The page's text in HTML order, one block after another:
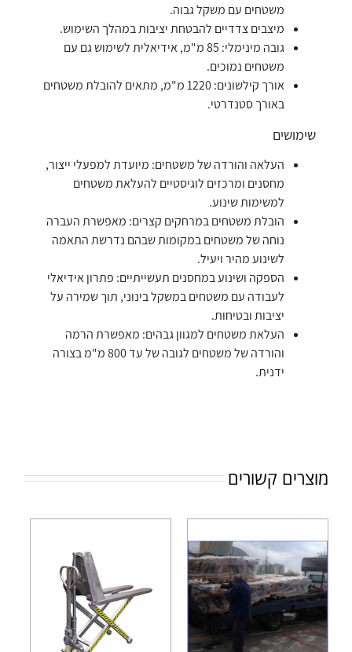
משטחים עם משקל גבוה.
מיצבים צדדיים להבטחת יציבות במהלך השימוש.
גובה מינימלי: 85 מ"מ, אידיאלית לשימוש גם עם
משטחים נמוכים.
אורך קילשונים: 1220 מ"מ, מתאים להובלת משטחים
באורך סטנדרטי.
שימושים
העלאה והורדה של משטחים: מיועדת למפעלי ייצור,
מחסנים ומרכזים לוגיסטיים להעלאת משטחים
למשימות שינוע.
הובלת משטחים במרחקים קצרים: מאפשרת העברה
נוחה של משטחים במקומות שבהם נדרשת התאמה
לשינוע מהיר ויעיל.
הספקה ושינוע במחסנים תעשייתיים: פתרון אידיאלי
לעבודה עם משטחים במשקל בינוני, תוך שמירה על
יציבות ובטיחות.
העלאת משטחים למגוון גבהים: מאפשרת הרמה
והורדה של משטחים לגובה של עד 800 מ"מ בצורה
ידנית.
מוצרים קשורים